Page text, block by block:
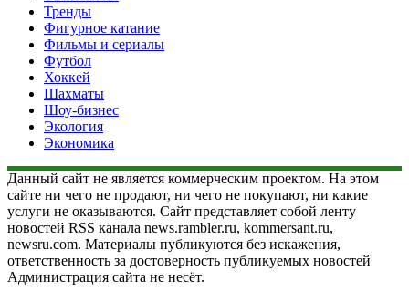
Тренды
Фигурное катание
Фильмы и сериалы
Футбол
Хоккей
Шахматы
Шоу-бизнес
Экология
Экономика
Данный сайт не является коммерческим проектом. На этом
сайте ни чего не продают, ни чего не покупают, ни какие
услуги не оказываются. Сайт представляет собой ленту
новостей RSS канала news.rambler.ru, kommersant.ru,
newsru.com. Материалы публикуются без искажения,
ответственность за достоверность публикуемых новостей
Администрация сайта не несёт.